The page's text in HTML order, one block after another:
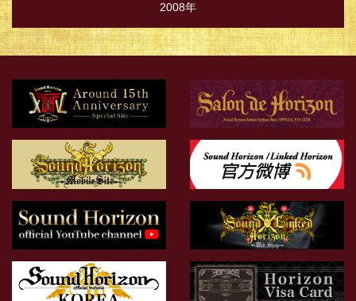
2008年